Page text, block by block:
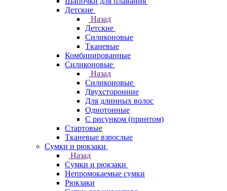
Детские
Назад
Детские
Силиконовые
Тканевые
Комбинированные
Силиконовые
Назад
Силиконовые
Двухсторонние
Для длинных волос
Однотонные
С рисунком (принтом)
Стартовые
Тканевые взрослые
Сумки и рюкзаки
Назад
Сумки и рюкзаки
Непромокаемые сумки
Рюкзаки